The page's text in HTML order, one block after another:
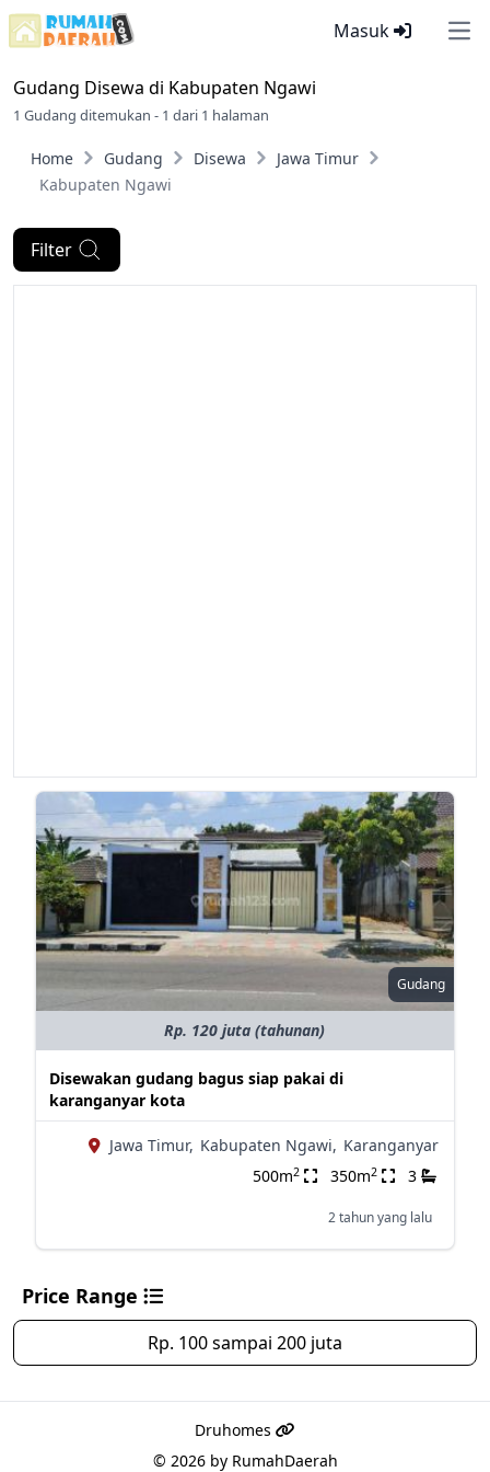
Masuk
Gudang Disewa di Kabupaten Ngawi
1 Gudang ditemukan - 1 dari 1 halaman
Home Gudang Disewa
Jawa Timur
Kabupaten Ngawi
Filter
Gudang
Rp. 120 juta (tahunan)
Disewakan gudang bagus siap pakai di
karanganyar kota
Jawa Timur, Kabupaten Ngawi, Karanganyar
500m2 350m2 3
2 tahun yang lalu
Price Range
Rp. 100 sampai 200 juta
Druhomes
© 2026 by RumahDaerah